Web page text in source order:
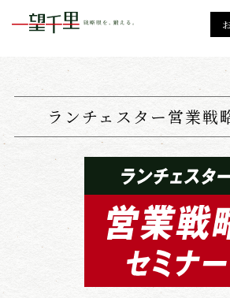
一望千里
経営戦略
勉強会一覧
ランチェスター営業戦